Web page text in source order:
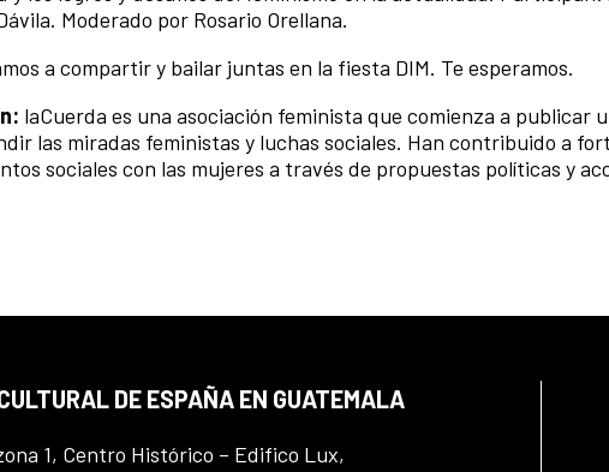
Moderado por Rosario Orellana.
a compartir y bailar juntas en la fiesta DIM. Te esperamos.
laCuerda es una asociación feminista que comienza a publicar
las miradas feministas y luchas sociales. Han contribuido a
sociales con las mujeres a través de propuestas políticas y
DE ESPAÑA EN GUATEMALA
1, Centro Histórico – Edifico Lux,